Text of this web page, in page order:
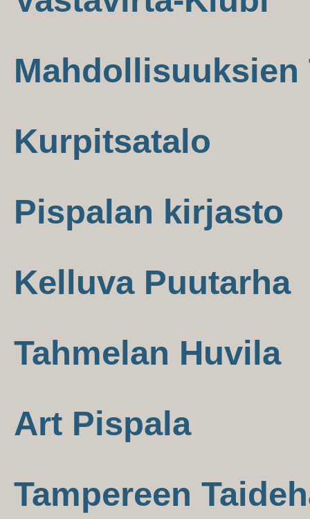
Mahdollisuuksien
Kurpitsatalo
Pispalan kirjasto
Kelluva Puutarha
Tahmelan Huvila
Art Pispala
Tampereen